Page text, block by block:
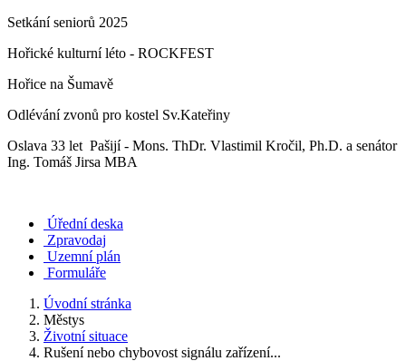
Setkání seniorů 2025
Hořické kulturní léto - ROCKFEST
Hořice na Šumavě
Odlévání zvonů pro kostel Sv.Kateřiny
Oslava 33 let Pašijí - Mons. ThDr. Vlastimil Kročil, Ph.D. a senátor
Ing. Tomáš Jirsa MBA
Úřední deska
Zpravodaj
Uzemní plán
Formuláře
Úvodní stránka
Městys
Životní situace
Rušení nebo chybovost signálu zařízení...